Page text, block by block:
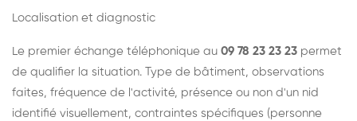
Localisation et diagnostic
Le premier échange téléphonique au 09 78 23 23 23 permet
de qualifier la situation. Type de bâtiment, observations
faites, fréquence de l'activité, présence ou non d'un nid
identifié visuellement, contraintes spécifiques (personne